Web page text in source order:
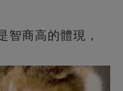
智商高的體現，